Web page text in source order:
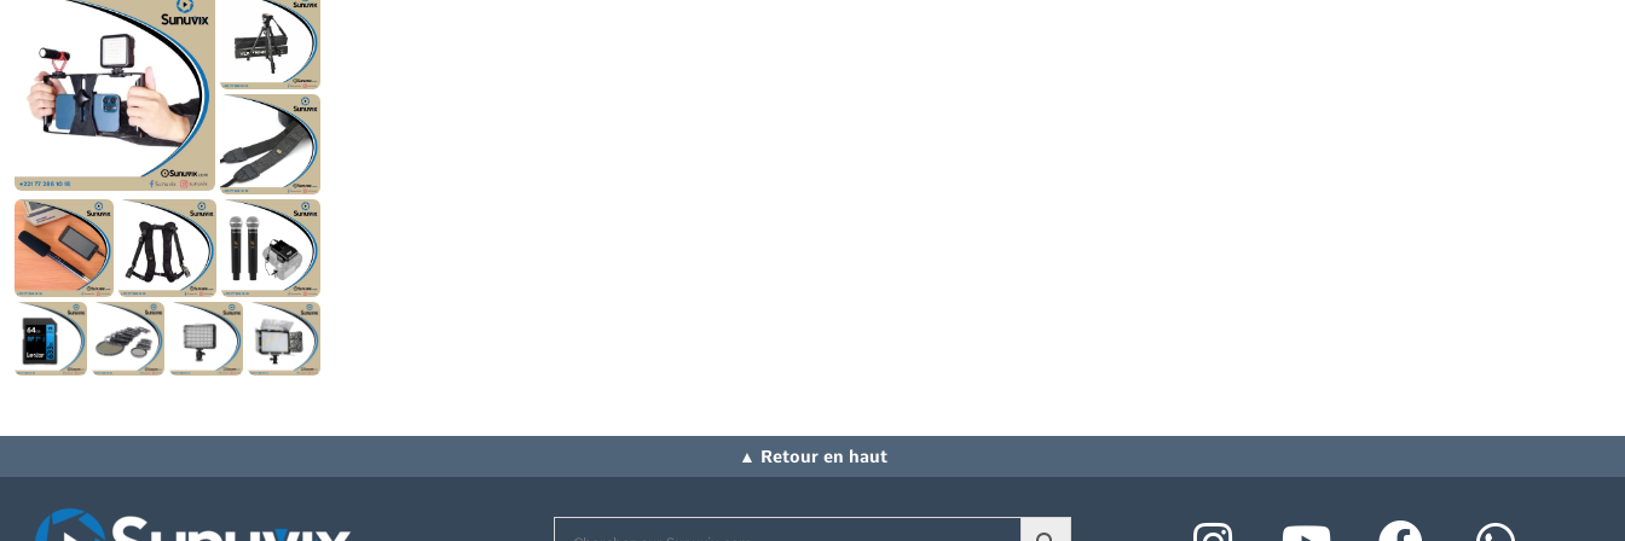
▲ Retour en haut